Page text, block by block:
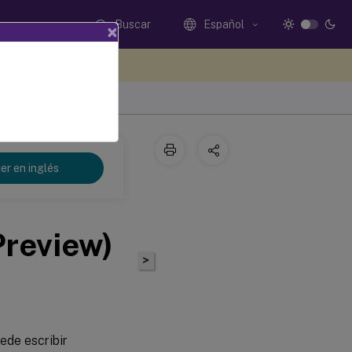
Buscar Español
en inglés
escribir
>
×